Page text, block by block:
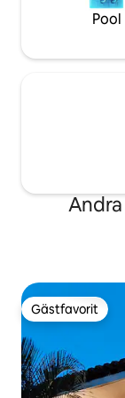
Pool
Gästfavorit
Gästfavorit